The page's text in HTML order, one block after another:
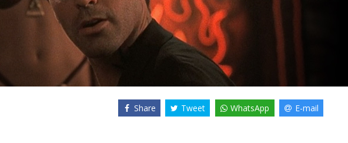
Share Tweet WhatsApp E-mail